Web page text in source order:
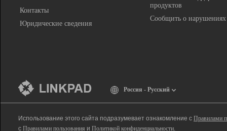
Контакты
Юридические сведения
продуктов
Сообщить о нарушениях
Россия - Русский
Использование этого сайта подразумевает ознакомление с Правилами
с Правилами пользования и Политикой конфиденциальности.